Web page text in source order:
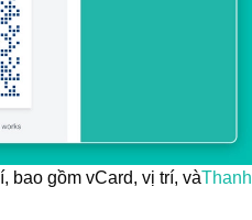
bao gồm vCard, vị trí, vàThanh